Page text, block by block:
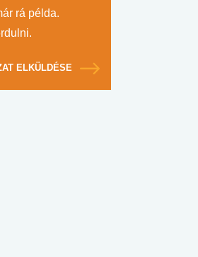
rá példa.
ELKÜLDÉSE